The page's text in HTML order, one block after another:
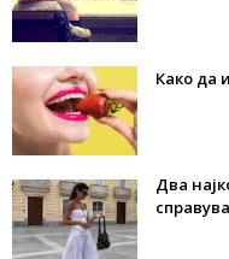
Како да
Два